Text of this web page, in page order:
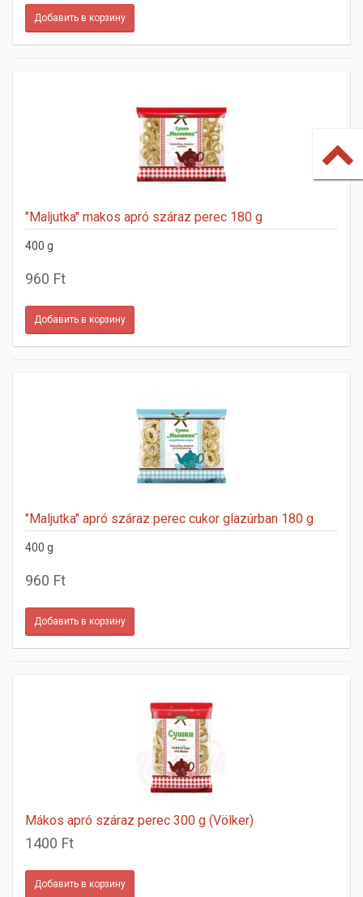
"Maljutka" makos apró száraz perec 180 g
400 g
960 Ft
"Maljutka" apró száraz perec cukor glazúrban 180 g
400 g
960 Ft
Mákos apró száraz perec 300 g (Völker)
1400 Ft